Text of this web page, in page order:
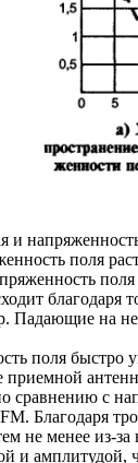
и
поля
благодаря
Падающие на
поля быстро
приемной
сравнению с
Благодаря
не менее из-
и амплитудой,